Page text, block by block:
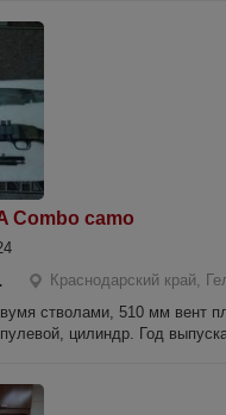
Combo camo
Краснодарский край,
стволами, 510 мм вент
цилиндр. Год